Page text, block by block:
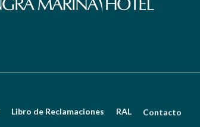
Libro de Reclamaciones RAL Contacto